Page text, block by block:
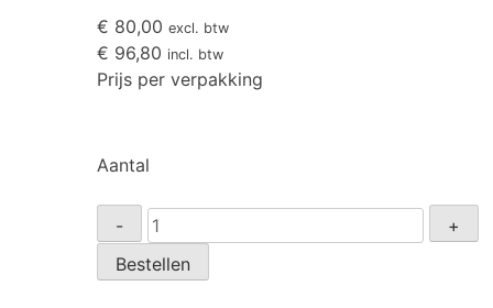
€ 80,00 excl. btw
€ 96,80 incl. btw
Prijs per verpakking
Aantal
-
Zadel
47mm
(1
+
Bestellen